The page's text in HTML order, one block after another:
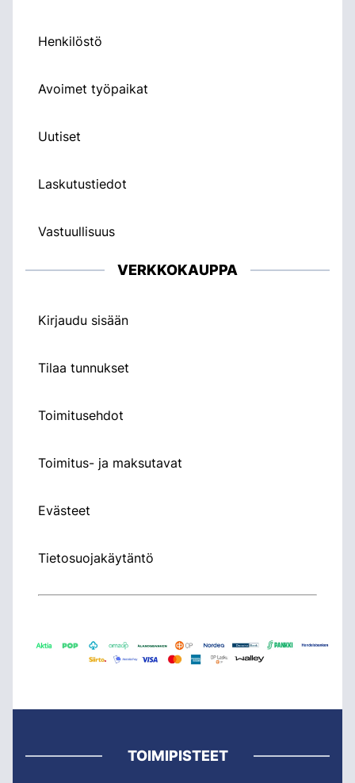
Henkilöstö
Avoimet työpaikat
Uutiset
Laskutustiedot
Vastuullisuus
VERKKOKAUPPA
Kirjaudu sisään
Tilaa tunnukset
Toimitusehdot
Toimitus- ja maksutavat
Evästeet
Tietosuojakäytäntö
TOIMIPISTEET